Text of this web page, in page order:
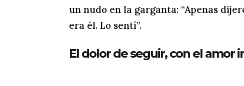
un nudo en la garganta: “Apenas
era él. Lo sentí”.
El dolor de seguir, con el amor